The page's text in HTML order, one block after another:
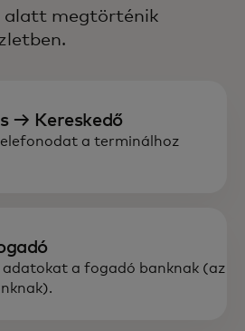
alatt megtörténik
→ Kereskedő
a terminálhoz
adatokat a fogadó banknak (az